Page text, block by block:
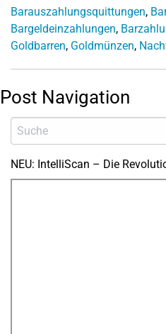
Barauszahlungsquittungen,
Bargeldeinzahlungen,
Goldbarren, Goldmünzen,
Post Navigation
NEU: IntelliScan – Die